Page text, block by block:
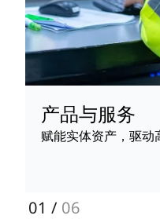
产品与服务
赋能实体资产，驱
01 / 06